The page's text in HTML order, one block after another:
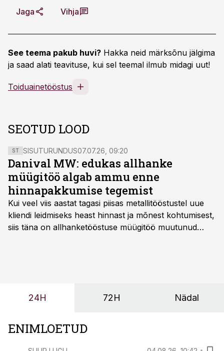
Jaga Vihja
See teema pakub huvi? Hakka neid märksõnu jälgima
ja saad alati teavituse, kui sel teemal ilmub midagi uut!
Toiduainetööstus
SEOTUD LOOD
ST SISUTURUNDUS07.07.26, 09:20
Danival MW: edukas allhanke
müügitöö algab ammu enne
hinnapakkumise tegemist
Kui veel viis aastat tagasi piisas metallitööstustel uue
kliendi leidmiseks heast hinnast ja mõnest kohtumisest,
siis täna on allhanketööstuse müügitöö muutunud
24H 72H Nädal
ENIMLOETUD